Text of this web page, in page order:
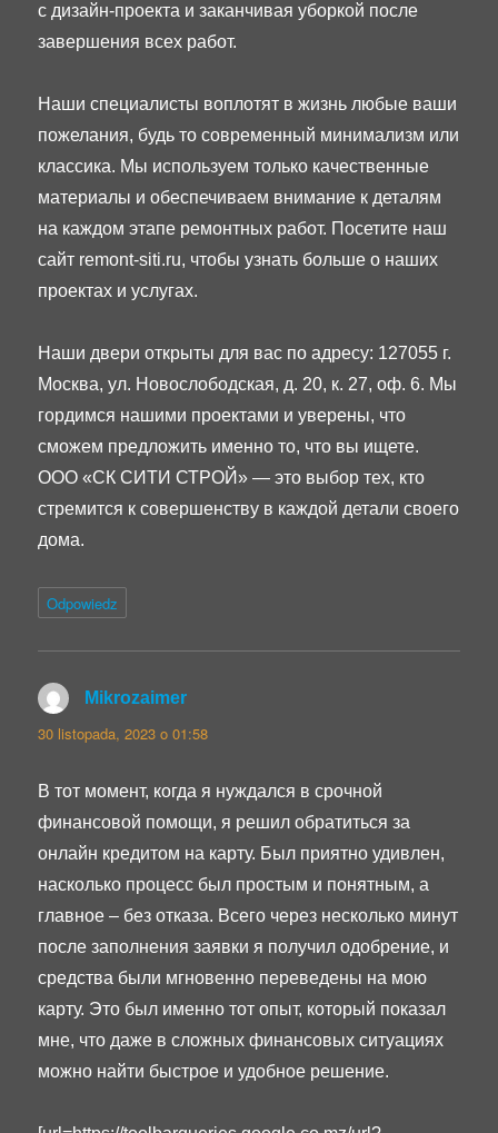
с дизайн-проекта и заканчивая уборкой после
завершения всех работ.
Наши специалисты воплотят в жизнь любые ваши
пожелания, будь то современный минимализм или
классика. Мы используем только качественные
материалы и обеспечиваем внимание к деталям
на каждом этапе ремонтных работ. Посетите наш
сайт remont-siti.ru, чтобы узнать больше о наших
проектах и услугах.
Наши двери открыты для вас по адресу: 127055 г.
Москва, ул. Новослободская, д. 20, к. 27, оф. 6. Мы
гордимся нашими проектами и уверены, что
сможем предложить именно то, что вы ищете.
ООО «СК СИТИ СТРОЙ» — это выбор тех, кто
стремится к совершенству в каждой детали своего
дома.
Odpowiedz
Mikrozaimer
30 listopada, 2023 o 01:58
В тот момент, когда я нуждался в срочной
финансовой помощи, я решил обратиться за
онлайн кредитом на карту. Был приятно удивлен,
насколько процесс был простым и понятным, а
главное – без отказа. Всего через несколько минут
после заполнения заявки я получил одобрение, и
средства были мгновенно переведены на мою
карту. Это был именно тот опыт, который показал
мне, что даже в сложных финансовых ситуациях
можно найти быстрое и удобное решение.